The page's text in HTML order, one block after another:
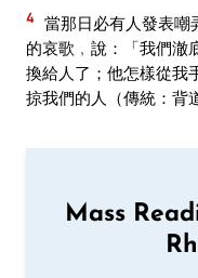
4 當那日必有人發表嘲
的哀歌﹐說：「我們澈
換給人了；他怎樣從我
掠我們的人（傳統：背
Mass